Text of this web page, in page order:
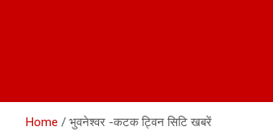
Home भुवनेश्वर -कटक ट्विन सिटि खबरें